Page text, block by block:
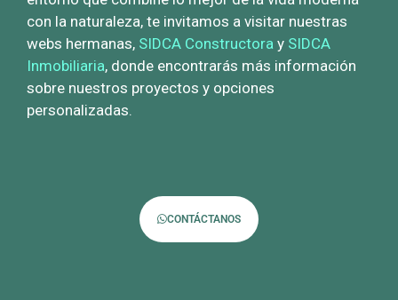
con la naturaleza, te invitamos a visitar nuestras
webs hermanas, SIDCA Constructora y SIDCA
Inmobiliaria, donde encontrarás más información
sobre nuestros proyectos y opciones
personalizadas.
CONTÁCTANOS